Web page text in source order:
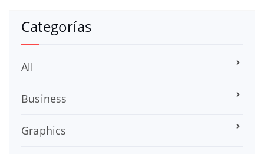
Categorías
All
Business
Graphics